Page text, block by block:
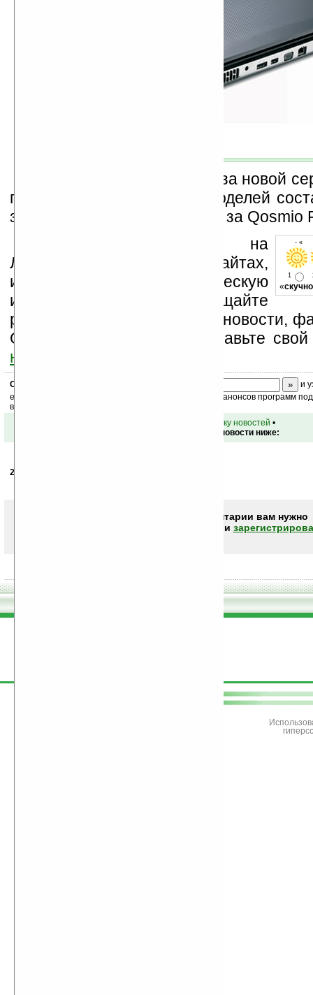
Официальная дата релиза новой
пока не назначена, цена моделей
за Qosmio F55-Q502, $1,749 за Qosmio
- «
1
«скучно
Устанавливайте линк на
Ладошки на своих сайтах,
изучайте коммерческую
информацию, посещайте
разделы сайта (форум, чат, новости,
Оцените эту новость и оставьте
ниже на странице
Скоро
и
ежедневный или еженедельный дайджест новостей, анонсов программ
ваш почтовый ящик.
вернуться к списку новостей •
Обсуждение этой новости ниже:
22.07.2008
Чтобы писать комментарии вам нужно
или